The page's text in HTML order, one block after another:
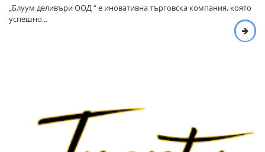
„Блуум деливъри ООД “ е иновативна търговска компания, която
успешно...